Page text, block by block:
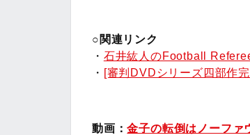
○関連リンク
・ 石井紘人のFootball
・ [審判DVDシリーズ四部作
動画：金子の転倒はノーファ